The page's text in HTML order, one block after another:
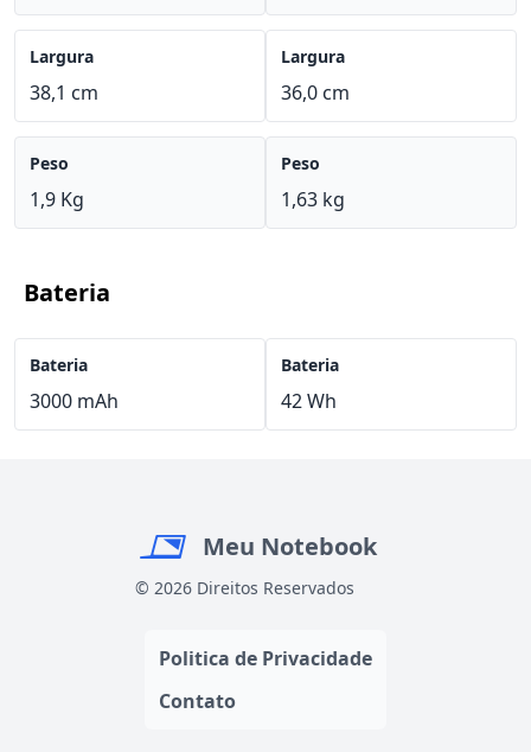
Largura
38,1 cm
Peso
1,9 Kg
Largura
36,0 cm
Peso
1,63 kg
Bateria
Bateria
3000 mAh
Bateria
42 Wh
Meu Notebook
© 2026 Direitos Reservados
Politica de Privacidade
Contato